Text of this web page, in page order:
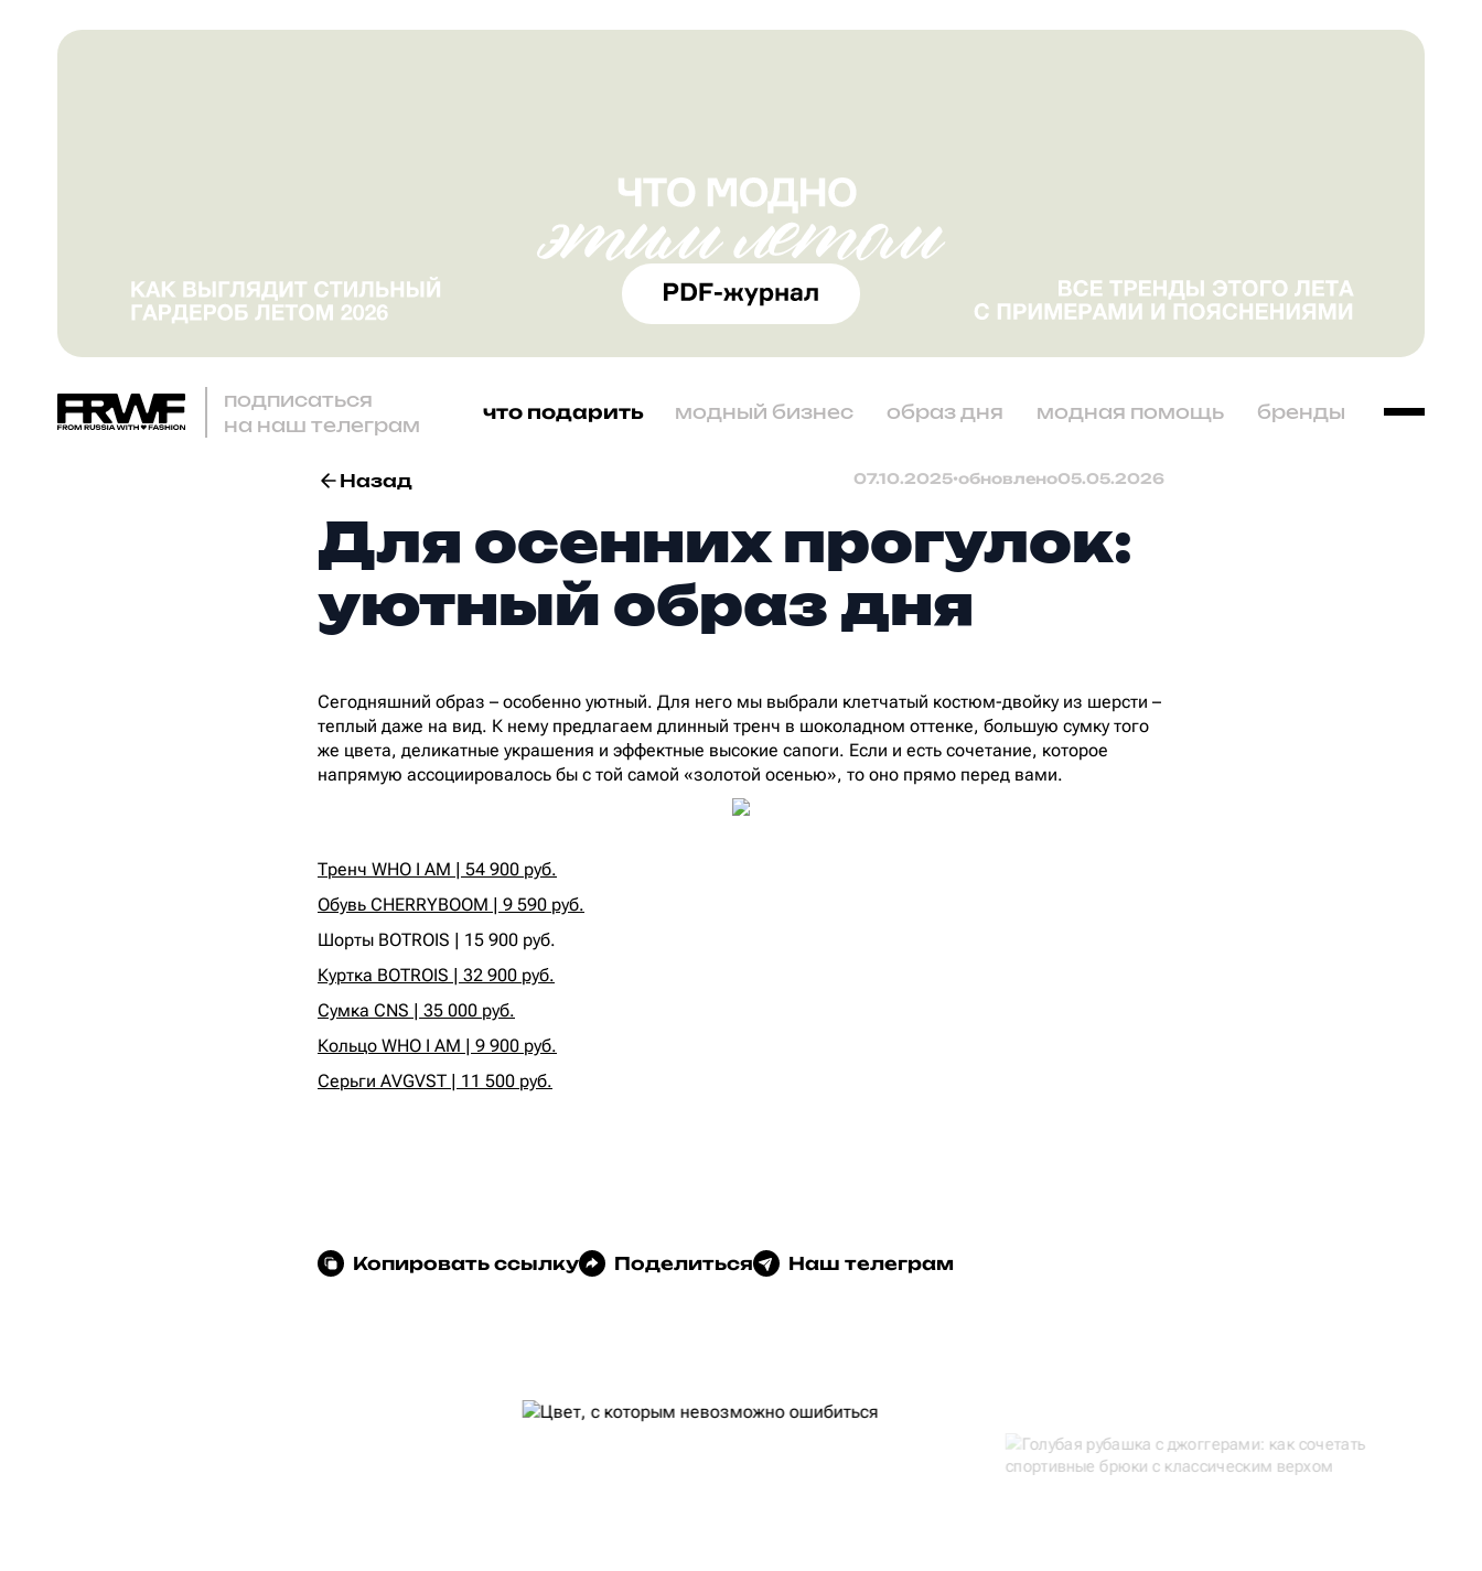
подписаться
на наш телеграм
что подарить модный бизнес образ дня модная помощь бренды
Назад 07.10.2025•обновлено05.05.2026
Для осенних прогулок:
уютный образ дня
Сегодняшний образ – особенно уютный. Для него мы выбрали клетчатый костюм-двойку из шерсти –
теплый даже на вид. К нему предлагаем длинный тренч в шоколадном оттенке, большую сумку того
же цвета, деликатные украшения и эффектные высокие сапоги. Если и есть сочетание, которое
напрямую ассоциировалось бы с той самой «золотой осенью», то оно прямо перед вами.
Тренч WHO I AM | 54 900 руб.
Обувь CHERRYBOOM | 9 590 руб.
‍Шорты BOTROIS | 15 900 руб.‍
Куртка BOTROIS | 32 900 руб.
Сумка CNS | 35 000 руб.
Кольцо WHO I AM | 9 900 руб.
Серьги AVGVST | 11 500 руб.
Копировать ссылку Поделиться Наш телеграм